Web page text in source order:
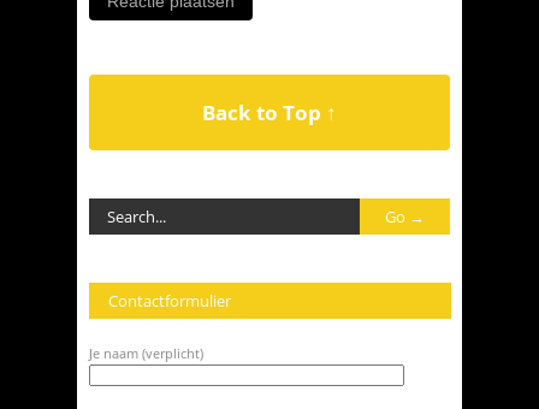
Back to Top ↑
Contactformulier
Je naam (verplicht)